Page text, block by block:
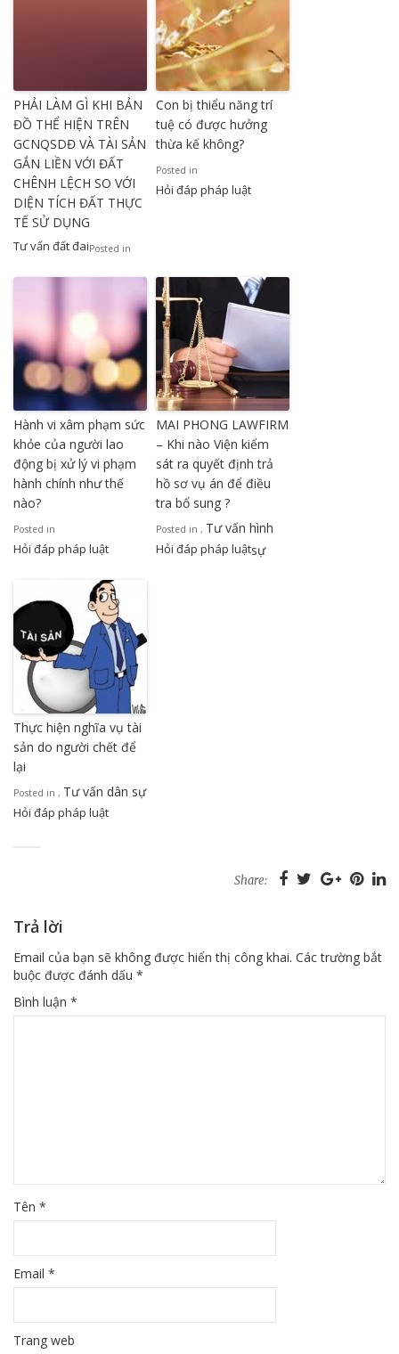
PHẢI LÀM GÌ KHI BẢN
ĐỒ THỂ HIỆN TRÊN
GCNQSDĐ VÀ TÀI SẢN
GẮN LIỀN VỚI ĐẤT
CHÊNH LỆCH SO VỚI
DIỆN TÍCH ĐẤT THỰC
TẾ SỬ DỤNG
Posted in
Tư vấn đất đai
Con bị thiểu năng trí
tuệ có được hưởng
thừa kế không?
Posted in
Hỏi đáp pháp luật
Hành vi xâm phạm sức
khỏe của người lao
động bị xử lý vi phạm
hành chính như thế
nào?
Posted in
Hỏi đáp pháp luật
MAI PHONG LAWFIRM
– Khi nào Viện kiểm
sát ra quyết định trả
hồ sơ vụ án để điều
tra bổ sung ?
Posted in
Hỏi đáp pháp luật
, Tư vấn hình
sự
Thực hiện nghĩa vụ tài
sản do người chết để
lại
Posted in
Hỏi đáp pháp luật
, Tư vấn dân sự
Share:
Trả lời
Email của bạn sẽ không được hiển thị công khai. Các trường bắt
buộc được đánh dấu *
Bình luận *
Tên *
Email *
Trang web